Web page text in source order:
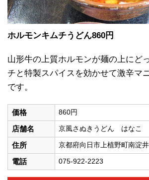
ホルモンキムチうどん860円
山形牛の上質ホルモンが麺の上にど
チと特製スパイスを効かせて激辛マ
です。
価格 860円
店舗名 京風さぬきうどん はなこ
住所 京都府向日市上植野町南淀
電話 075-922-2223